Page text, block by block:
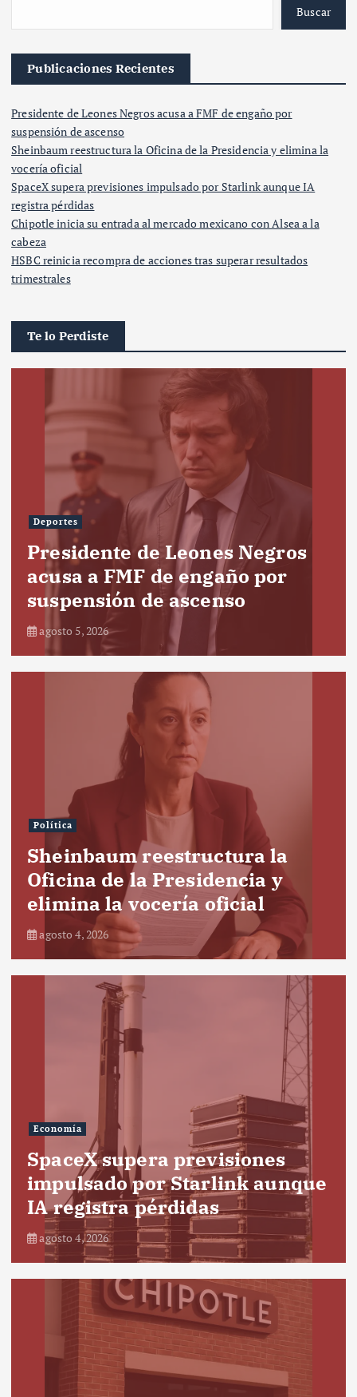
Buscar
Publicaciones Recientes
Presidente de Leones Negros acusa a FMF de engaño por
suspensión de ascenso
Sheinbaum reestructura la Oficina de la Presidencia y elimina la
vocería oficial
SpaceX supera previsiones impulsado por Starlink aunque IA
registra pérdidas
Chipotle inicia su entrada al mercado mexicano con Alsea a la
cabeza
HSBC reinicia recompra de acciones tras superar resultados
trimestrales
Te lo Perdiste
Deportes
Presidente de Leones Negros
acusa a FMF de engaño por
suspensión de ascenso
agosto 5, 2026
Política
Sheinbaum reestructura la
Oficina de la Presidencia y
elimina la vocería oficial
agosto 4, 2026
Economía
SpaceX supera previsiones
impulsado por Starlink aunque
IA registra pérdidas
agosto 4, 2026